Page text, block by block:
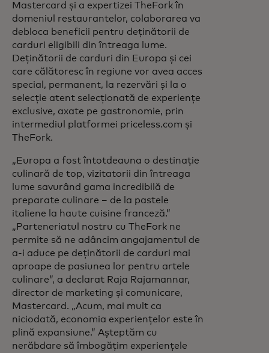
Mastercard și a expertizei TheFork în
domeniul restaurantelor, colaborarea va
debloca beneficii pentru deținătorii de
carduri eligibili din întreaga lume.
Deținătorii de carduri din Europa și cei
care călătoresc în regiune vor avea acces
special, permanent, la rezervări și la o
selecție atent selecționată de experiențe
exclusive, axate pe gastronomie, prin
intermediul platformei priceless.com și
TheFork.
„Europa a fost întotdeauna o destinație
culinară de top, vizitatorii din întreaga
lume savurând gama incredibilă de
preparate culinare – de la pastele
italiene la haute cuisine franceză.”
„Parteneriatul nostru cu TheFork ne
permite să ne adâncim angajamentul de
a-i aduce pe deținătorii de carduri mai
aproape de pasiunea lor pentru artele
culinare”, a declarat Raja Rajamannar,
director de marketing și comunicare,
Mastercard. „Acum, mai mult ca
niciodată, economia experiențelor este în
plină expansiune.” Așteptăm cu
nerăbdare să îmbogățim experiențele